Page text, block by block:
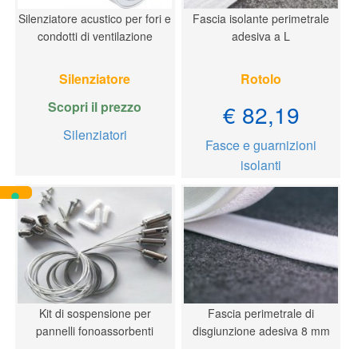
Silenziatore acustico per fori e
condotti di ventilazione
Silenziatore
Scopri il prezzo
Silenziatori
Fascia isolante perimetrale
adesiva a L
Rotolo
€ 82,19
Fasce e guarnizioni
isolanti
Kit di sospensione per
pannelli fonoassorbenti
Fascia perimetrale di
disgiunzione adesiva 8 mm